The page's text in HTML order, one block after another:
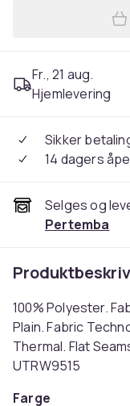
Fr., 21 aug.
Hjemlevering
Sikker
14 dagers
Selges og
Pertemba
100% Polyester.
Plain. Fabric
Thermal. Flat
UTRW9515
Farge